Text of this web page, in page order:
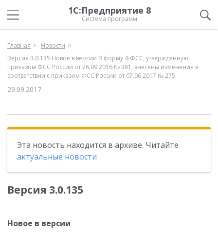
1С:Предприятие 8
Система программ
Главная
Новости
Версия 3.0.135 Новое в версии В форму 4-ФСС, утвержденную
приказом ФСС России от 26.09.2016 № 381, внесены изменения в
соответствии с приказом ФСС России от 07.06.2017 № 275
29.09.2017
Эта новость находится в архиве. Читайте
актуальные новости
Версия 3.0.135
Новое в версии